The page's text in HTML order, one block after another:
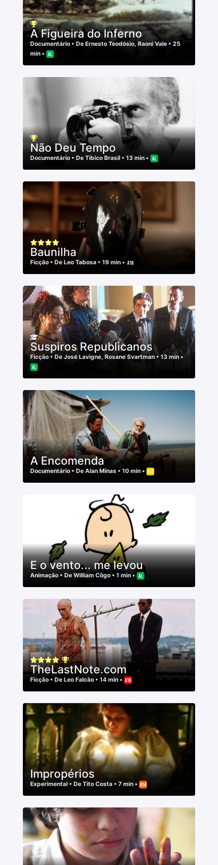
A Figueira do Inferno
Documentário • De Ernesto Teodósio, Raoni Vale • 25
min •
Não Deu Tempo
Documentário • De Tibico Brasil • 13 min •
Baunilha
Ficção • De Leo Tabosa • 19 min •
Suspiros Republicanos
Ficção • De José Lavigne, Rosane Svartman • 13 min •
A Encomenda
Documentário • De Alan Minas • 10 min •
E o vento... me levou
Animação • De William Côgo • 1 min •
TheLastNote.com
Ficção • De Leo Falcão • 14 min •
Impropérios
Experimental • De Tito Costa • 7 min •